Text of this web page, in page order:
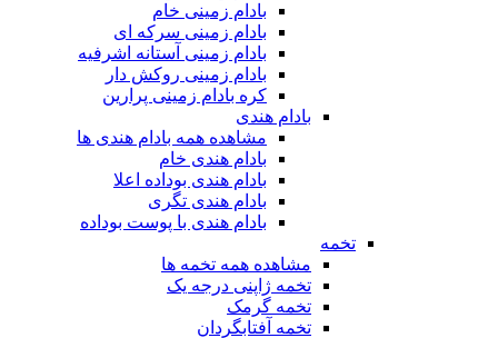
بادام زمینی خام
بادام زمینی سرکه ای
بادام زمینی آستانه اشرفیه
بادام زمینی روکش دار
کره بادام زمینی پرارین
بادام هندی
مشاهده همه بادام هندی ها
بادام هندی خام
بادام هندی بوداده اعلا
بادام هندی تگری
بادام هندی با پوست بوداده
تخمه
مشاهده همه تخمه ها
تخمه ژاپنی درجه یک
تخمه گرمک
تخمه آفتابگردان